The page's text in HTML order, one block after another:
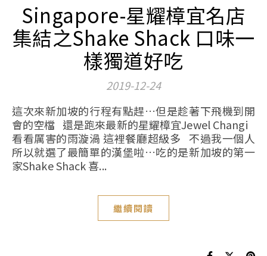
Singapore-星耀樟宜名店
集結之Shake Shack 口味一
樣獨道好吃
2019-12-24
這次來新加坡的行程有點趕…但是趁著下飛機到開
會的空檔 還是跑來最新的星耀樟宜Jewel Changi
看看厲害的雨漩渦 這裡餐廳超級多 不過我一個人
所以就選了最簡單的漢堡啦…吃的是新加坡的第一
家Shake Shack 喜...
繼續閱讀